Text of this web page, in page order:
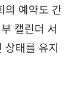
의 예약도 간
캘린더 서
상태를 유지